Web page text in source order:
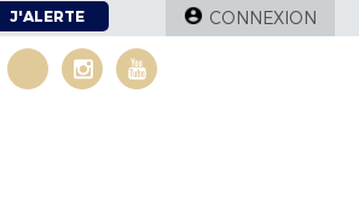
J'ALERTE CONNEXION